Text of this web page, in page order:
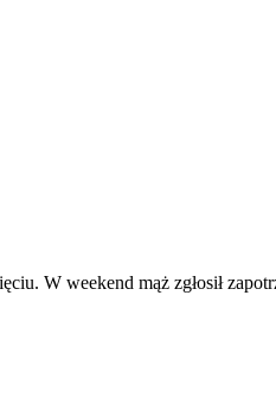
W weekend mąż zgłosił